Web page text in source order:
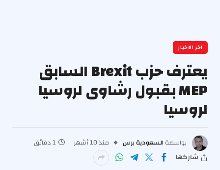
اخر الاخبار
يعترف حزب Brexit السابق
MEP بقبول رشاوى لروسيا
لروسيا
بواسطة السعودية برس منذ 10 أشهر
1 دقائق
شاركها